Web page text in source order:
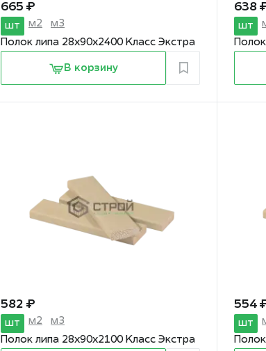
665 ₽
шт м2
м3
Полок липа 28х90х2400 Класс Экстра
В корзину
638
шт
582 ₽
шт м2
м3
Полок липа 28х90х2100 Класс Экстра
554
шт